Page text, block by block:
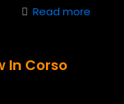
Read more
In Corso